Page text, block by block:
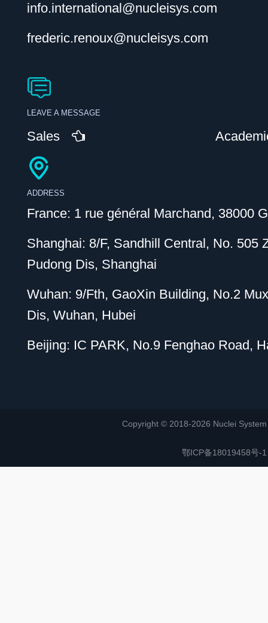
info.international@nucleisys.com
frederic.renoux@nucleisys.com
LEAVE A MESSAGE
Sales
ADDRESS
France: 1 rue général Marchand, 38000
Shanghai: 8/F, Sandhill Central, No. 505
Pudong Dis, Shanghai
Wuhan: 9/Fth, GaoXin Building, No.2
Dis, Wuhan, Hubei
Beijing: IC PARK, No.9 Fenghao Road,
Copyright © 2018-2026 Nuclei
鄂ICP备18019458号-1